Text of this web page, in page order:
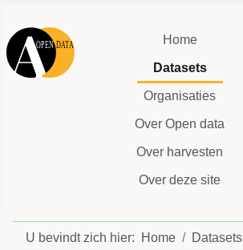
Home
Datasets
Organisaties
Over Open data
Over harvesten
Over deze site
U bevindt zich hier: Home Datasets